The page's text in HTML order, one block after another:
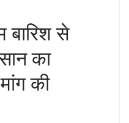
से
का
की